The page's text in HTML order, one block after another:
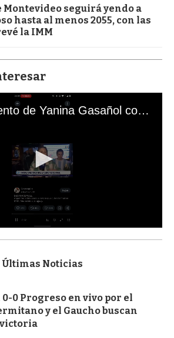
Montevideo seguirá yendo a
hasta al menos 2055, con las
la IMM
El mal momento de Yanina Gasañol con un hincha argentino en "Subrayado"
Últimas Noticias
0 Progreso en vivo por el
y el Gaucho buscan